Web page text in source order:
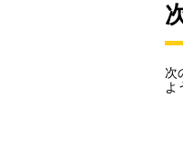
次
よ